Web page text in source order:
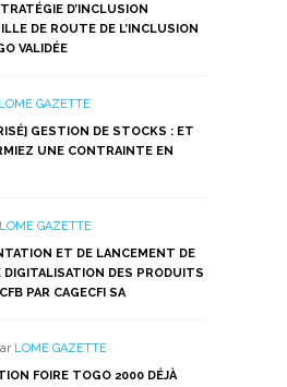
D’INCLUSION
DE ROUTE DE L’INCLUSION
VALIDÉE
LOME GAZETTE
GESTION DE STOCKS : ET
UNE CONTRAINTE EN
LOME GAZETTE
ET DE LANCEMENT DE
DIGITALISATION DES PRODUITS
PAR CAGECFI SA
LOME GAZETTE
FOIRE TOGO 2000 DÉJÀ